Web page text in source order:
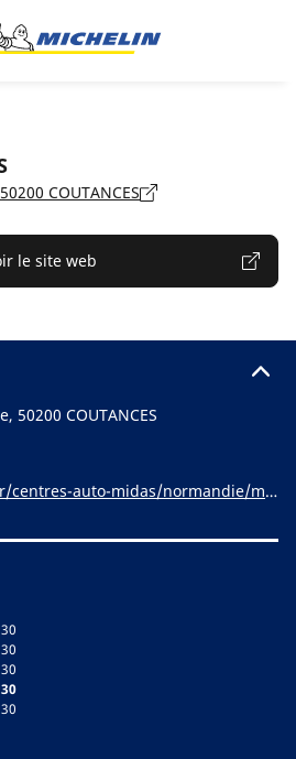
COUTANCES
le site web
50200 COUTANCES
centres-auto-midas/normandie/ma